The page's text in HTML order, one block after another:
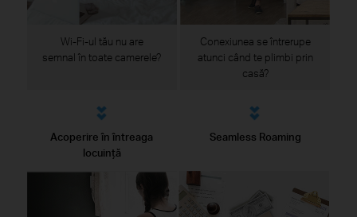
Wi-Fi-ul tău nu are
semnal în toate camerele?
Acoperire în întreaga
locuință
Conexiunea se întrerupe
atunci când te plimbi prin
casă?
Seamless Roaming